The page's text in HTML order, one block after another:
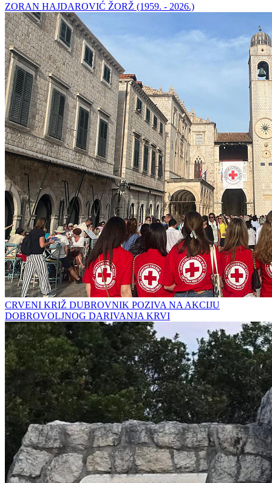
ZORAN HAJDAROVIĆ ŽORŽ (1959. - 2026.)
CRVENI KRIŽ DUBROVNIK POZIVA NA AKCIJU
DOBROVOLJNOG DARIVANJA KRVI